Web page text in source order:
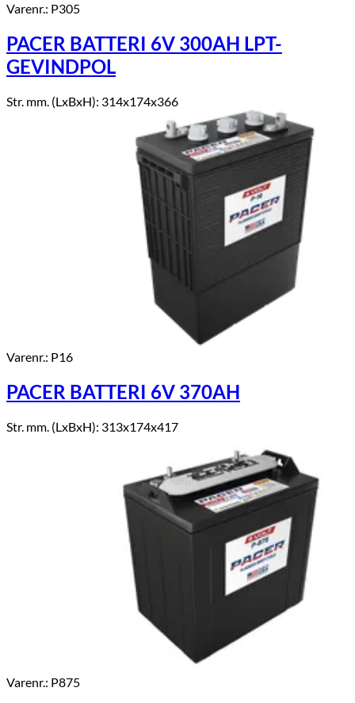
Varenr.: P305
PACER BATTERI 6V 300AH LPT-
GEVINDPOL
Str. mm. (LxBxH): 314x174x366
Varenr.: P16
PACER BATTERI 6V 370AH
Str. mm. (LxBxH): 313x174x417
Varenr.: P875